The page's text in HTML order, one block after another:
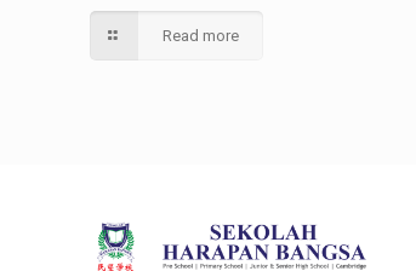
Read more